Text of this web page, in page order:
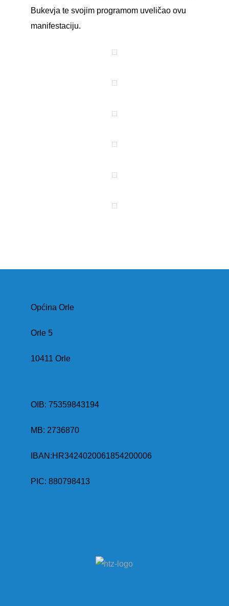
Bukevja te svojim programom uveličao ovu
manifestaciju.
Općina Orle
Orle 5
10411 Orle
OIB: 75359843194
MB: 2736870
IBAN:HR3424020061854200006
PIC: 880798413